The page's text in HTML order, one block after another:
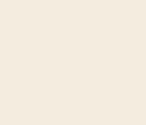
vitrine mondiale des nouvelles
en évidence la diminution